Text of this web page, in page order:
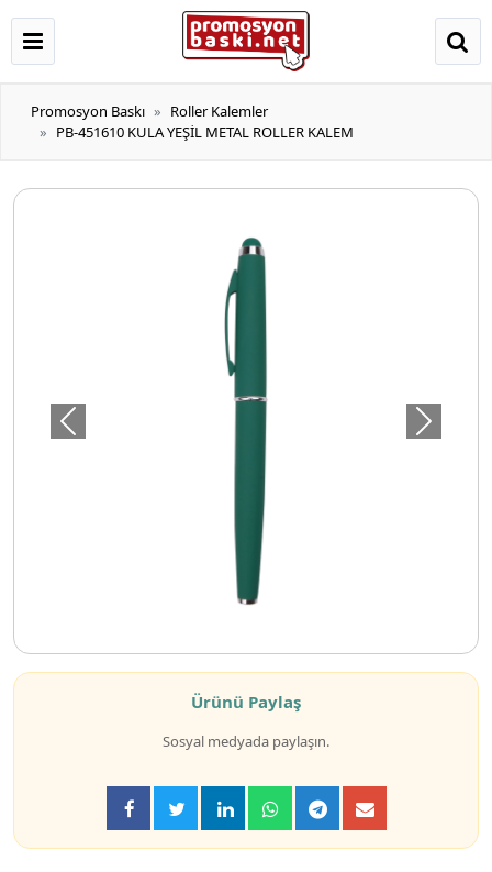
Promosyon Baskı
Roller Kalemler
PB-451610 KULA YEŞİL METAL ROLLER KALEM
Önceki Sonraki
Ürünü Paylaş
Sosyal medyada paylaşın.